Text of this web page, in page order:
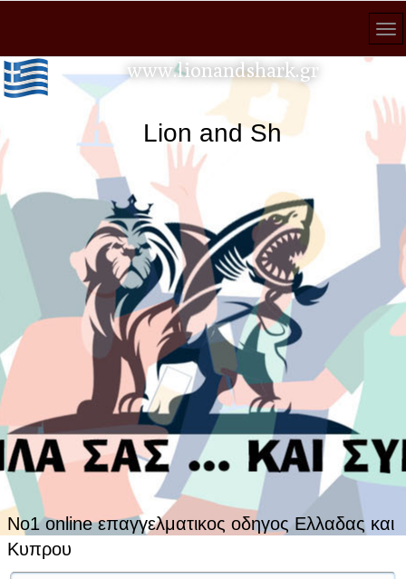
No1 online επαγγελματικος οδηγος Ελλαδας και
Κυπρου
www.lionandshark.gr
Lion and Shark κάθε